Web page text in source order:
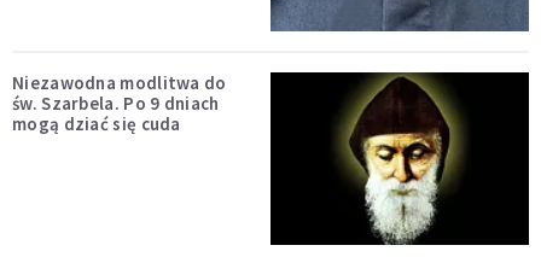
Niezawodna modlitwa do
św. Szarbela. Po 9 dniach
mogą dziać się cuda